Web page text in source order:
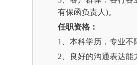
有保函负责人)。
任职资格：
1、本科学历，专业不
2、良好的沟通表达能